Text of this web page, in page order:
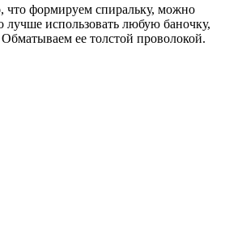
что формируем спиральку, можно
лучше использовать любую баночку,
ее толстой проволокой.